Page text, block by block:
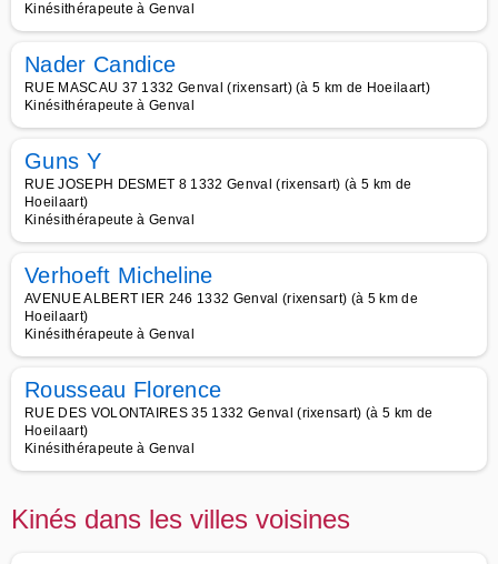
Kinésithérapeute à Genval
Nader Candice
RUE MASCAU 37 1332 Genval (rixensart) (à 5 km de Hoeilaart)
Kinésithérapeute à Genval
Guns Y
RUE JOSEPH DESMET 8 1332 Genval (rixensart) (à 5 km de
Hoeilaart)
Kinésithérapeute à Genval
Verhoeft Micheline
AVENUE ALBERT IER 246 1332 Genval (rixensart) (à 5 km de
Hoeilaart)
Kinésithérapeute à Genval
Rousseau Florence
RUE DES VOLONTAIRES 35 1332 Genval (rixensart) (à 5 km de
Hoeilaart)
Kinésithérapeute à Genval
Kinés dans les villes voisines